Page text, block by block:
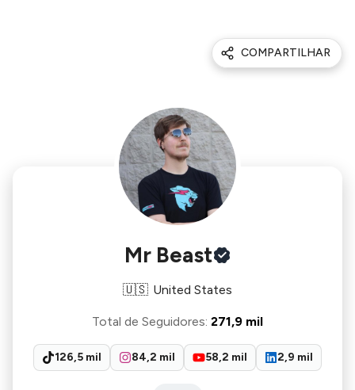
COMPARTILHAR
Mr Beast
🇺🇸 United States
Total de Seguidores: 271,9 mil
126,5 mil 84,2 mil 58,2 mil 2,9 mil